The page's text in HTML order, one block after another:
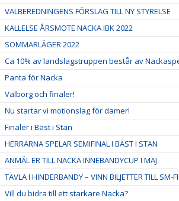
VALBEREDNINGENS FÖRSLAG TILL NY STYRELSE
KALLELSE ÅRSMÖTE NACKA IBK 2022
SOMMARLÄGER 2022
Ca 10% av landslagstruppen består av
Panta för Nacka
Valborg och finaler!
Nu startar vi motionslag för damer!
Finaler i Bäst i Stan
HERRARNA SPELAR SEMIFINAL I BÄST I STAN
ANMÄL ER TILL NACKA INNEBANDYCUP I MAJ
TÄVLA I HINDERBANDY – VINN BILJETTER TILL SM-
Vill du bidra till ett starkare Nacka?